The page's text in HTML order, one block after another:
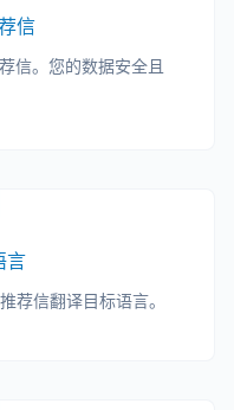
信
信。您的数据安全且
言
荐信翻译目标语言。